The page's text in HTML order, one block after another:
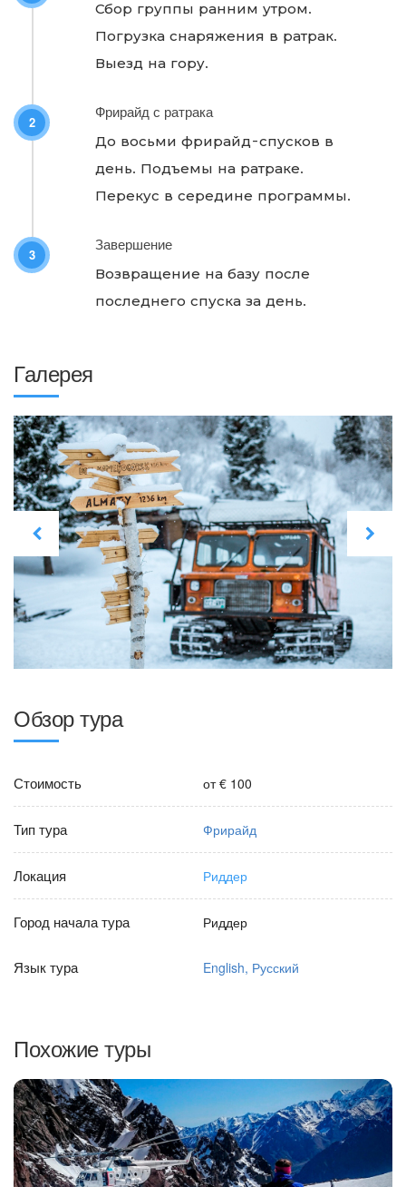
Сбор группы ранним утром.
Погрузка снаряжения в ратрак.
Выезд на гору.
2
Фрирайд с ратрака
До восьми фрирайд-спусков в
день. Подъемы на ратраке.
Перекус в середине программы.
3
Завершение
Возвращение на базу после
последнего спуска за день.
Галерея
Обзор тура
Стоимость от € 100
Тип тура Фрирайд
Локация Риддер
Город начала тура Риддер
Язык тура English, Русский
Похожие туры